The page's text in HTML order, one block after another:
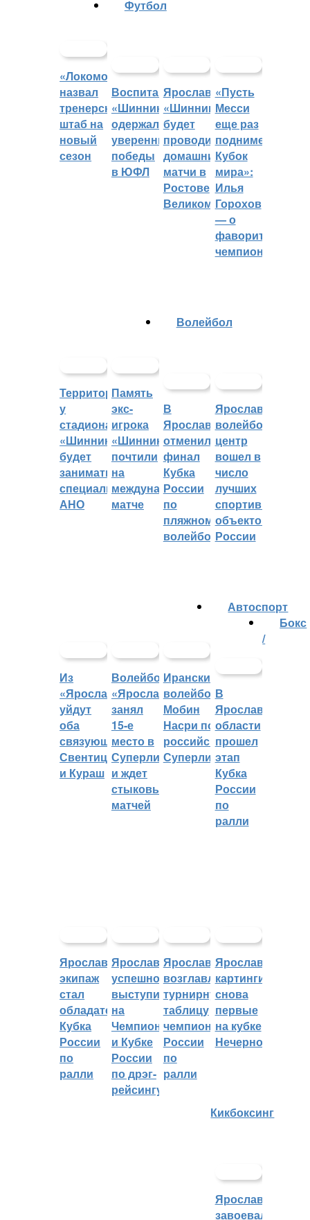
«Локомотив»
назвал
тренерский
штаб на
новый
сезон
Футбол
Воспитанники
«Шинника»
одержали
уверенные
победы
в ЮФЛ
Ярославский
«Шинник»
будет
проводить
домашние
матчи в
Ростове
Великом
«Пусть
Месси
еще раз
поднимет
Кубок
мира»:
Илья
Горохов
— о
фаворитах
чемпионата
Территорией
у
стадиона
«Шинник»
будет
заниматься
специальное
АНО
Память
экс-
игрока
«Шинника»
почтили
на
международном
матче
Волейбол
В
Ярославле
отменили
финал
Кубка
России
по
пляжному
волейболу
Ярославский
волейбольный
центр
вошел в
число
лучших
спортивных
объектов
России
Из
«Ярославича»
уйдут
оба
связующих:
Свентицкис
и Кураш
Волейбольный
«Ярославич»
занял
15-е
место в
Суперлиге
и ждет
стыковых
матчей
Иранский
волейболист
Мобин
Насри покинет
российскую
Суперлигу
Автоспорт
В
Ярославской
области
прошел
этап
Кубка
России
по
ралли
Ярославский
экипаж
стал
обладателем
Кубка
России
по
ралли
Ярославцы
успешно
выступили
на
Чемпионате
и Кубке
России
по дрэг-
рейсингу
Ярославцы
возглавляют
турнирную
таблицу
чемпионата
России
по
ралли
Ярославские
картингисты
снова
первые
на кубке
Нечерноземья
Бокс
/
Кикбоксинг
Ярославцы
завоевали